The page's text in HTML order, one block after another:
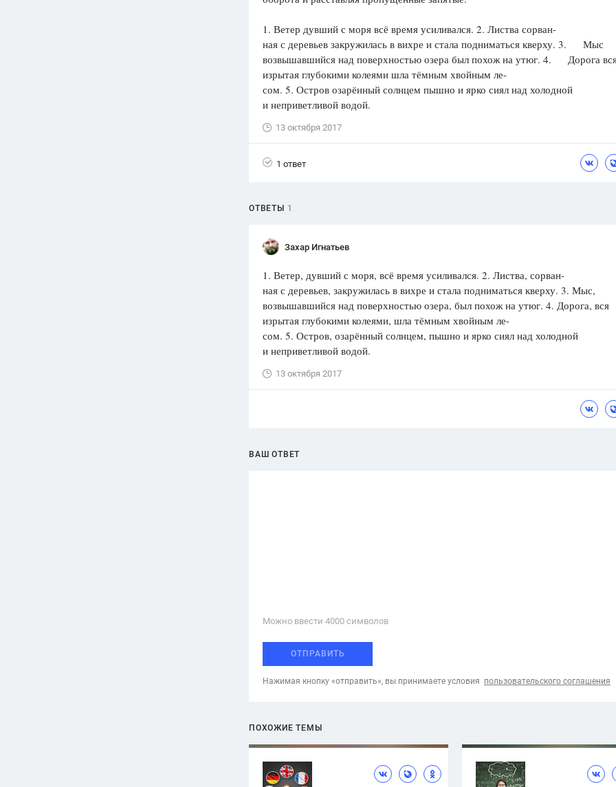
1752 ответа
Олимпиады
ответа
ответ
Психология
Отношения, Любовь, Красота,
ПОКАЗАТЬ ВСЕ
1. Ветер дувший с моря всё время усиливался. 2. Листва сорван-
ная с деревьев закружилась в вихре и стала подниматься кверху. 3. Мыс
возвышавшийся над поверхностью озера был похож на утюг. 4. Дорога
изрытая глубокими колеями шла тёмным хвойным ле-
сом. 5. Остров озарённый солнцем пышно и ярко сиял над холодной
и неприветливой водой.
13 октября 2017
1 ответ
ОТВЕТЫ 1
Захар Игнатьев
1. Ветер, дувший с моря, всё время усиливался. 2. Листва, сорван-
ная с деревьев, закружилась в вихре и стала подниматься кверху. 3. Мыс,
возвышавшийся над поверхностью озера, был похож на утюг. 4. Дорога, вся
изрытая глубокими колеями, шла тёмным хвойным ле-
сом. 5. Остров, озарённый солнцем, пышно и ярко сиял над холодной
и неприветливой водой.
13 октября 2017
ВАШ ОТВЕТ
Можно ввести 4000 cимволов
ОТПРАВИТЬ
Нажимая кнопку «отправить», вы принимаете условия пользовательского соглашения
ПОХОЖИЕ ТЕМЫ